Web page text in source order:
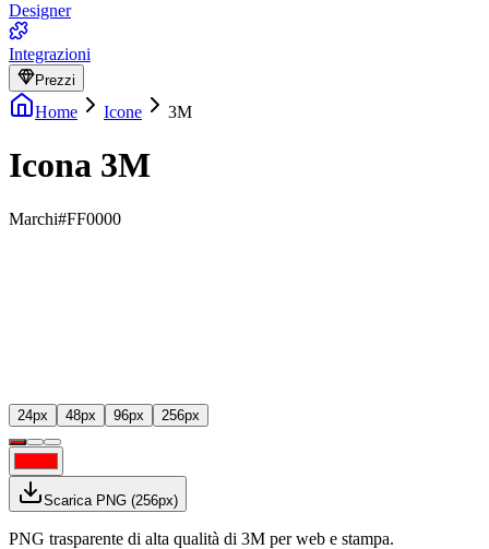
Designer
Integrazioni
Prezzi
Home Icone 3M
Icona 3M
Marchi#FF0000
24px 48px 96px 256px
Scarica PNG (256px)
PNG trasparente di alta qualità di 3M per web e stampa.